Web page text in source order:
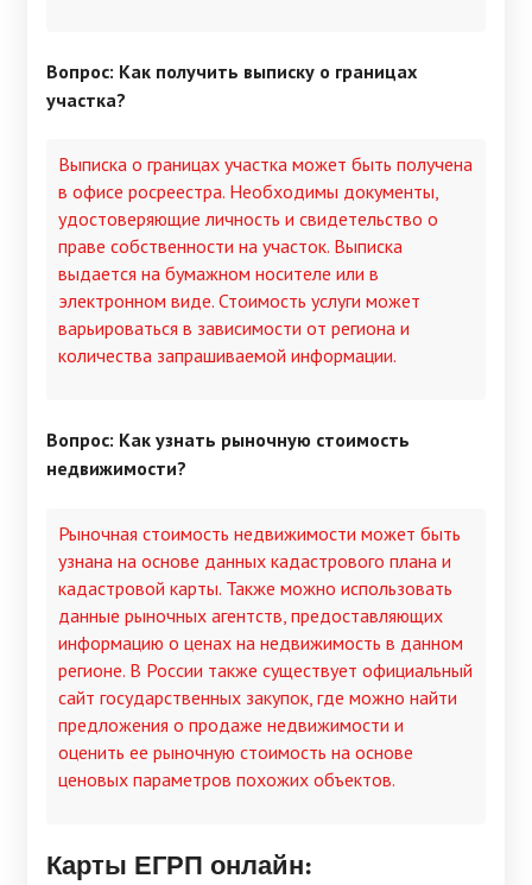
Вопрос: Как получить выписку о границах
участка?
Выписка о границах участка может быть получена
в офисе росреестра. Необходимы документы,
удостоверяющие личность и свидетельство о
праве собственности на участок. Выписка
выдается на бумажном носителе или в
электронном виде. Стоимость услуги может
варьироваться в зависимости от региона и
количества запрашиваемой информации.
Вопрос: Как узнать рыночную стоимость
недвижимости?
Рыночная стоимость недвижимости может быть
узнана на основе данных кадастрового плана и
кадастровой карты. Также можно использовать
данные рыночных агентств, предоставляющих
информацию о ценах на недвижимость в данном
регионе. В России также существует официальный
сайт государственных закупок, где можно найти
предложения о продаже недвижимости и
оценить ее рыночную стоимость на основе
ценовых параметров похожих объектов.
Карты ЕГРП онлайн: